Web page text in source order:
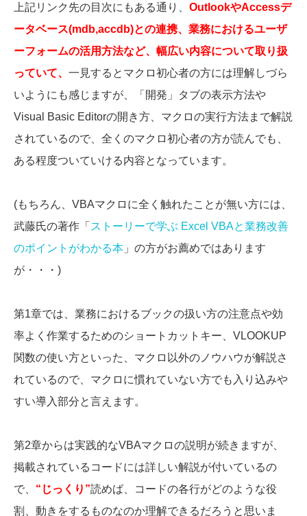
上記リンク先の目次にもある通り、 OutlookやAccessデ
ータベース(mdb,accdb)との連携、業務におけるユーザ
ーフォームの活用方法など、幅広い内容について取り扱
っていて、 一見するとマクロ初心者の方には理解しづら
いようにも感じますが、「開発」タブの表示方法や
Visual Basic Editorの開き方、マクロの実行方法まで解説
されているので、全くのマクロ初心者の方が読んでも、
ある程度ついていける内容となっています。
(もちろん、VBAマクロに全く触れたことが無い方には、
武藤氏の著作「 ストーリーで学ぶ Excel VBAと業務改善
のポイントがわかる本 」の方がお薦めではあります
が・・・)
第1章では、業務におけるブックの扱い方の注意点や効
率よく作業するためのショートカットキー、VLOOKUP
関数の使い方といった、マクロ以外のノウハウが解説さ
れているので、マクロに慣れていない方でも入り込みや
すい導入部分と言えます。
第2章からは実践的なVBAマクロの説明が続きますが、
掲載されているコードには詳しい解説が付いているの
で、 “じっくり”読めば、コードの各行がどのような役
割、動きをするものなのか理解できるだろうと思いま